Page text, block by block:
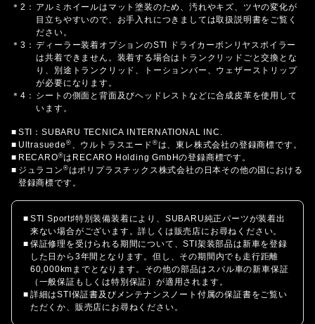
＊2： アルミホイールはマット塗装のため、汚れやキズ、ツヤの変化が
目立ちやすいので、お手入れにつきましては取扱説明書をご覧く
ださい。
＊3： ディーラー装着オプションのSTI ドライカーボンリヤスポイラー
は共着できません。装着する場合はトランクリッドごと交換とな
り、別途トランクリッド、トーションバー、ウェザーストリップ
が必要になります。
＊4： シートの側面と背面及びヘッドレストなどに合成皮革を使用して
います。
■ STI：SUBARU TECNICA INTERNATIONAL INC.
■ Ultrasuede ® 、ウルトラスエード ®は、東レ株式会社の登録商標です。
■ RECARO®はRECARO Holding GmbHの登録商標です。
■ ジュラコン ®はポリプラスチックス株式会社の日本その他の国における
登録商標です。
■ STI Sport♯特別装備装着により、SUBARU純正パーツが装着出
来ない場合がございます。詳しくは販売店にお尋ねください。
■ 保証修理を受けられる期間について、STI架装部品は新車を登録
した日から3年間となります。但し、その期間内でも走行距離
60,000kmまでとなります。その他の部品はスバル車の新車保証
（一般保証もしくは特別保証）が適用されます。
■ 詳細はSTI保証書及びメンテナンスノート付属の保証書をご覧い
ただくか、販売店にお尋ねください。